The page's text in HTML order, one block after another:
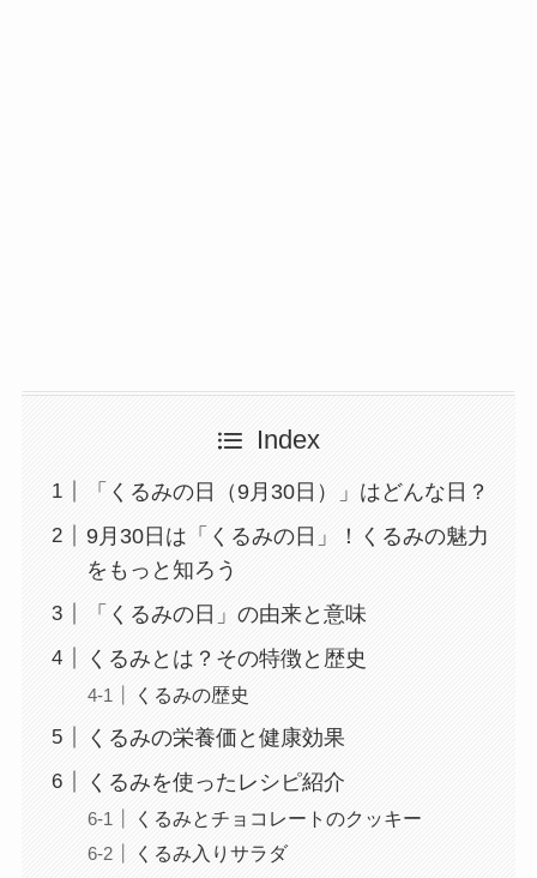
Index
「くるみの日（9月30日）」はどんな日？
9月30日は「くるみの日」！くるみの魅力
をもっと知ろう
「くるみの日」の由来と意味
くるみとは？その特徴と歴史
くるみの歴史
くるみの栄養価と健康効果
くるみを使ったレシピ紹介
くるみとチョコレートのクッキー
くるみ入りサラダ